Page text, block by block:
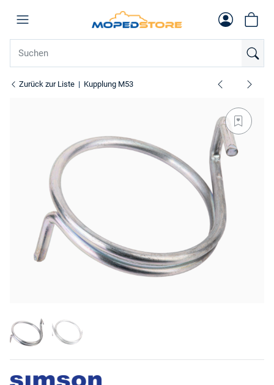
Zurück zur Liste Kupplung M53